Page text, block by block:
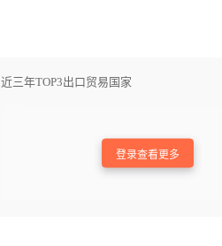
近三年TOP3出口贸易国家
登录查看更多